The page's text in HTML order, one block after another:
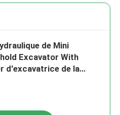
de Mini
Excavator With
d'excavatrice de la